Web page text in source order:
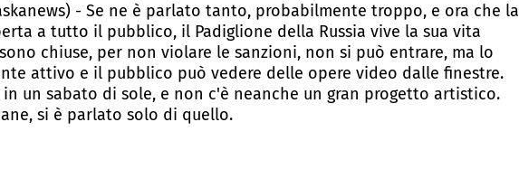
- Se ne è parlato tanto, probabilmente troppo, e ora che la
a tutto il pubblico, il Padiglione della Russia vive la sua vita
chiuse, per non violare le sanzioni, non si può entrare, ma lo
attivo e il pubblico può vedere delle opere video dalle finestre.
un sabato di sole, e non c'è neanche un gran progetto artistico.
si è parlato solo di quello.